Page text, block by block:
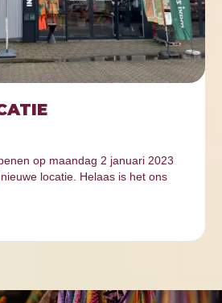
op maandag 2 januari 2023
locatie. Helaas is het ons